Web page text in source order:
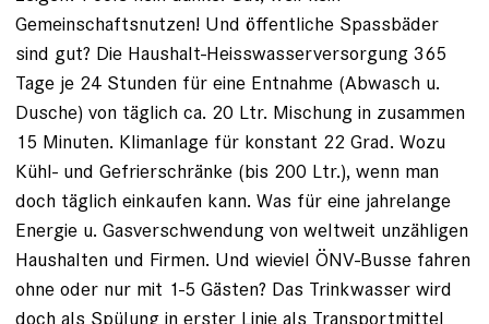
Gemeinschaftsnutzen! Und öffentliche Spassbäder
sind gut? Die Haushalt-Heisswasserversorgung 365
Tage je 24 Stunden für eine Entnahme (Abwasch u.
Dusche) von täglich ca. 20 Ltr. Mischung in zusammen
15 Minuten. Klimanlage für konstant 22 Grad. Wozu
Kühl- und Gefrierschränke (bis 200 Ltr.), wenn man
doch täglich einkaufen kann. Was für eine jahrelange
Energie u. Gasverschwendung von weltweit unzähligen
Haushalten und Firmen. Und wieviel ÖNV-Busse fahren
ohne oder nur mit 1-5 Gästen? Das Trinkwasser wird
doch als Spülung in erster Linie als Transportmittel